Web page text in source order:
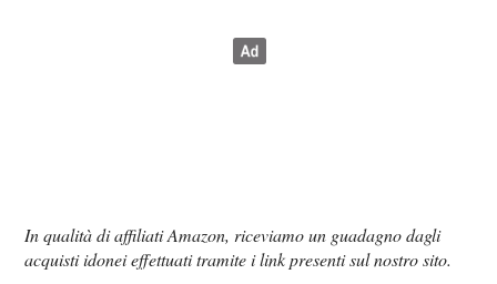
In qualità di affiliati Amazon, riceviamo un guadagno dagli
acquisti idonei effettuati tramite i link presenti sul nostro sito.